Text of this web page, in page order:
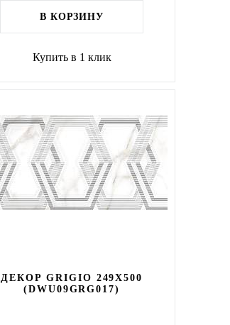
В КОРЗИНУ
Купить в 1 клик
ДЕКОР GRIGIO 249X500
(DWU09GRG017)